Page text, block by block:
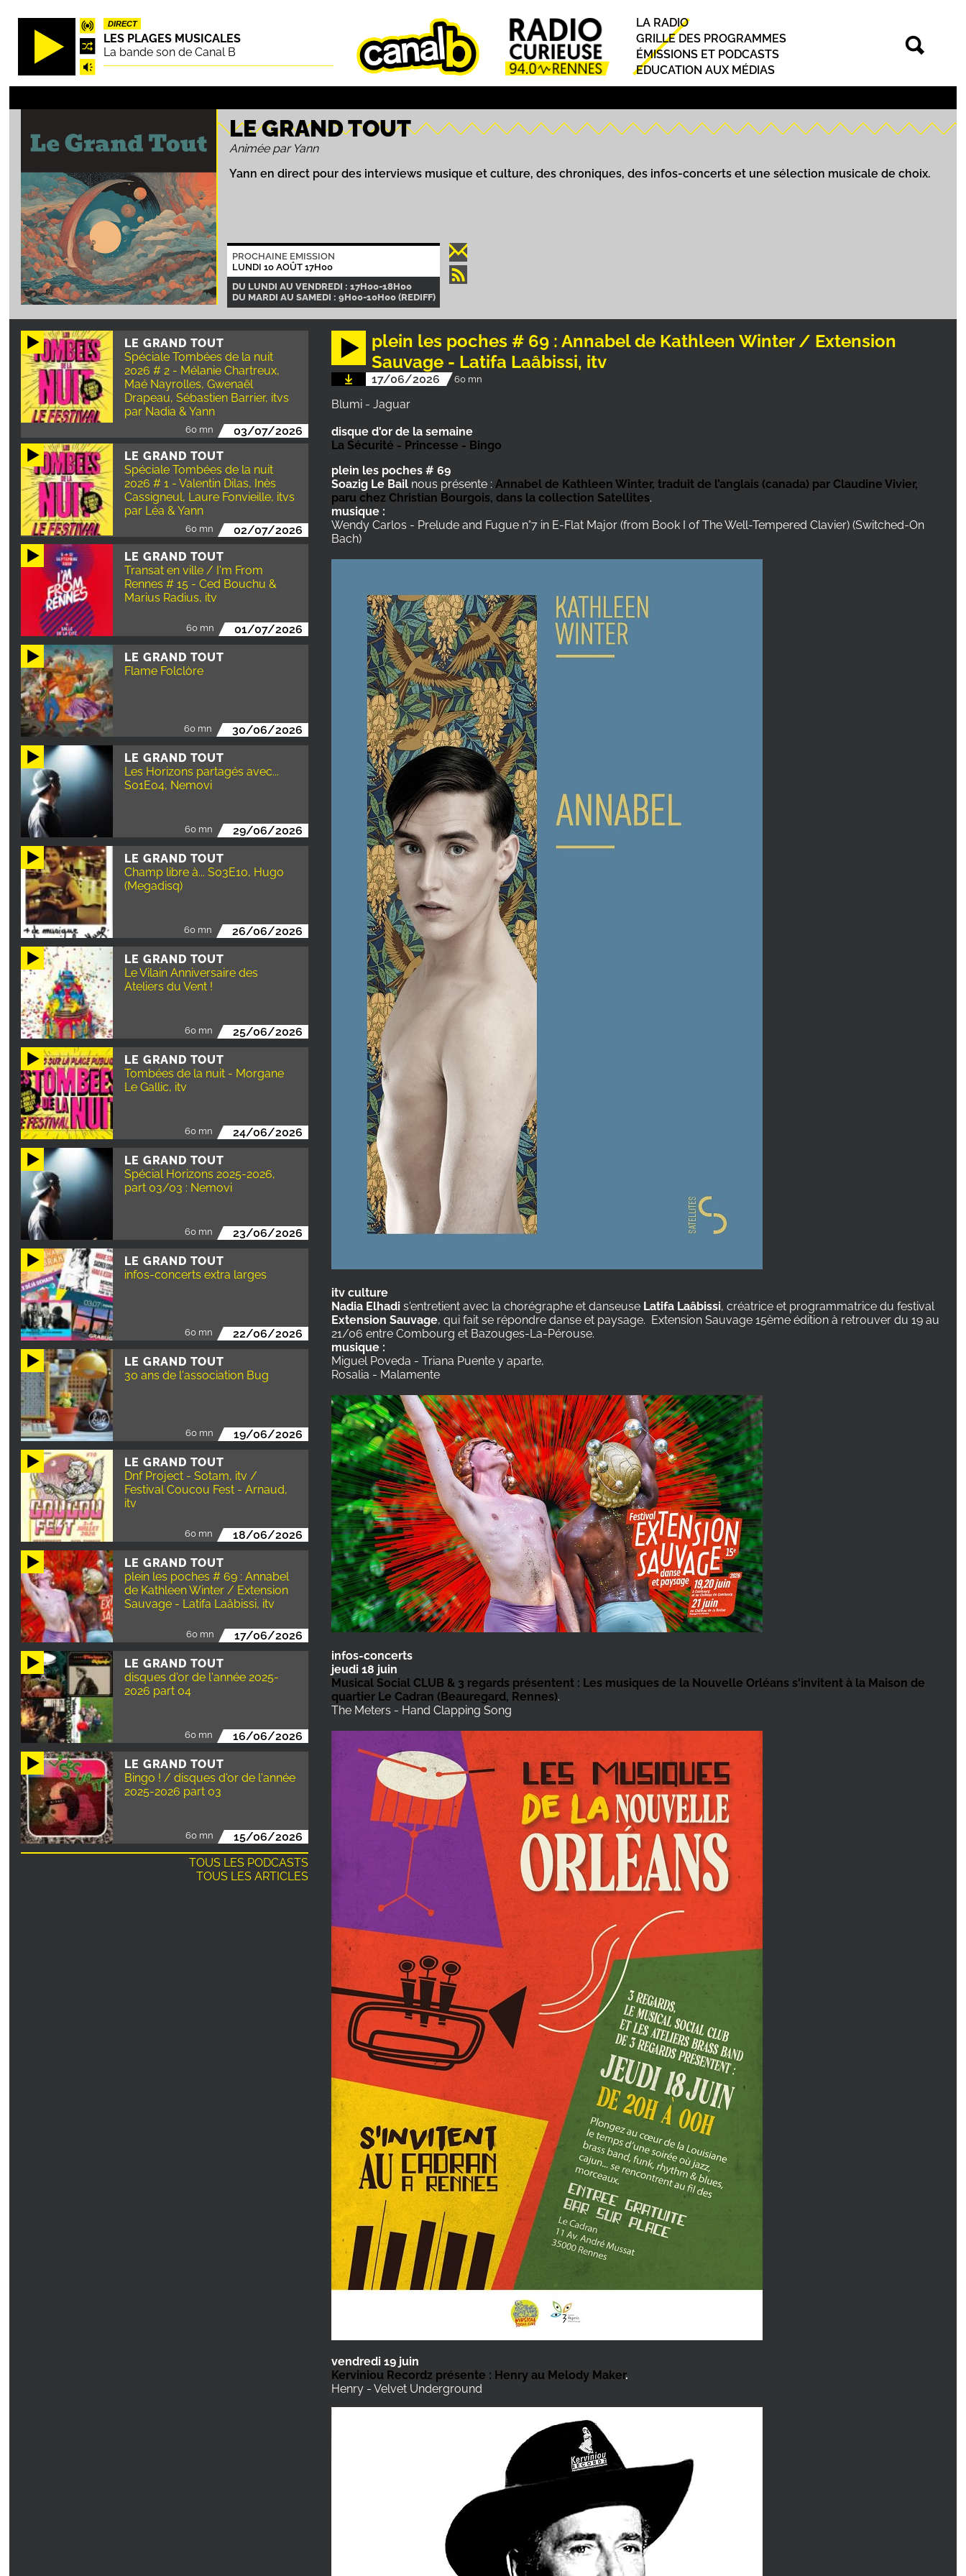
Aller
principal
DIRECT
LES PLAGES MUSICALES
La bande son de Canal B
Principal
LA RADIO
GRILLE DES PROGRAMMES
ÉMISSIONS ET PODCASTS
EDUCATION AUX MÉDIAS
LE GRAND TOUT
Animée par Yann
Yann en direct pour des interviews musique et culture, des chroniques, des infos-concerts et une sélection musicale de choix.
PROCHAINE EMISSION
LUNDI 10 AOÛT 17H00
DU LUNDI AU VENDREDI : 17H00-18H00
DU MARDI AU SAMEDI : 9H00-10H00 (REDIFF)
LE GRAND TOUT
Spéciale Tombées de la nuit
2026 # 2 - Mélanie Chartreux,
Maé Nayrolles, Gwenaël
Drapeau, Sébastien Barrier, itvs
par Nadia & Yann
60 mn
03/07/2026
LE GRAND TOUT
Spéciale Tombées de la nuit
2026 # 1 - Valentin Dilas, Inès
Cassigneul, Laure Fonvieille, itvs
par Léa & Yann
60 mn
02/07/2026
LE GRAND TOUT
Transat en ville / I'm From
Rennes # 15 - Ced Bouchu &
Marius Radius, itv
60 mn 01/07/2026
LE GRAND TOUT
Flame Folclòre
60 mn 30/06/2026
LE GRAND TOUT
Les Horizons partagés avec...
S01E04, Nemovi
60 mn 29/06/2026
LE GRAND TOUT
Champ libre à... S03E10, Hugo
(Megadisq)
60 mn 26/06/2026
LE GRAND TOUT
Le Vilain Anniversaire des
Ateliers du Vent !
60 mn 25/06/2026
LE GRAND TOUT
Tombées de la nuit - Morgane
Le Gallic, itv
60 mn 24/06/2026
LE GRAND TOUT
Spécial Horizons 2025-2026,
part 03/03 : Nemovi
60 mn 23/06/2026
LE GRAND TOUT
infos-concerts extra larges
60 mn 22/06/2026
LE GRAND TOUT
30 ans de l'association Bug
60 mn 19/06/2026
LE GRAND TOUT
Dnf Project - Sotam, itv /
Festival Coucou Fest - Arnaud,
itv
60 mn 18/06/2026
LE GRAND TOUT
plein les poches # 69 : Annabel
de Kathleen Winter / Extension
Sauvage - Latifa Laâbissi, itv
60 mn 17/06/2026
LE GRAND TOUT
disques d'or de l'année 2025-
2026 part 04
60 mn 16/06/2026
LE GRAND TOUT
Bingo ! / disques d'or de l'année
2025-2026 part 03
60 mn
15/06/2026
TOUS LES PODCASTS
TOUS LES ARTICLES
plein les poches # 69 : Annabel de Kathleen Winter / Extension
Sauvage - Latifa Laâbissi, itv
17/06/2026 60 mn
Blumi - Jaguar
disque d'or de la semaine
La Sécurité - Princesse - Bingo
plein les poches # 69
Soazig Le Bail nous présente :Annabel de Kathleen Winter, traduit de l’anglais (canada) par Claudine Vivier,
paru chez Christian Bourgois, dans la collection Satellites.
musique :
Wendy Carlos - Prelude and Fugue n°7 in E-Flat Major (from Book I of The Well-Tempered Clavier) (Switched-On
Bach)
itv culture
Nadia Elhadi s'entretient avec la chorégraphe et danseuse Latifa Laâbissi, créatrice et programmatrice du festival
Extension Sauvage, qui fait se répondre danse et paysage. Extension Sauvage 15ème édition à retrouver du 19 au
21/06 entre Combourg et Bazouges-La-Pérouse.
musique :
Miguel Poveda - Triana Puente y aparte,
Rosalia - Malamente
infos-concerts
jeudi 18 juin
Musical Social CLUB & 3 regards présentent : Les musiques de la Nouvelle Orléans s'invitent à la Maison de
quartier Le Cadran (Beauregard, Rennes).
The Meters - Hand Clapping Song
vendredi 19 juin
Kerviniou Recordz présente : Henry au Melody Maker.
Henry - Velvet Underground